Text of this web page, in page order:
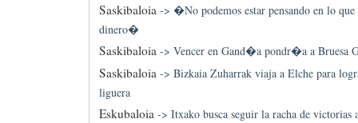
Saskibaloia-> �No podemos estar pensando en lo
dinero�
Saskibaloia-> Vencer en Gand�a pondr�a a Bruesa
Saskibaloia -> Bizkaia Zuharrak viaja a Elche para
liguera
Eskubaloia-> Itxako busca seguir la racha de